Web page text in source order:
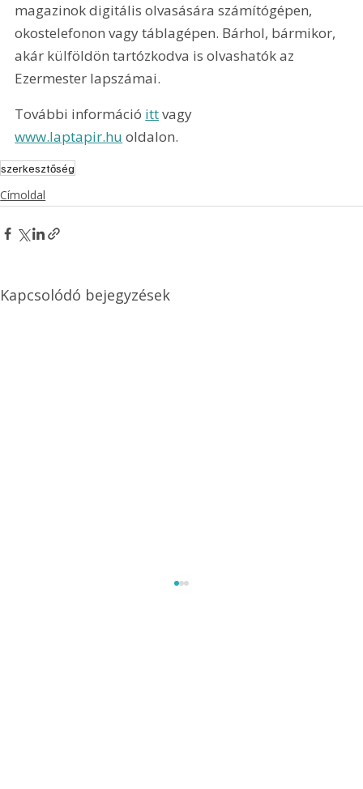
magazinok digitális olvasására számítógépen,
okostelefonon vagy táblagépen. Bárhol, bármikor,
akár külföldön tartózkodva is olvashatók az
Ezermester lapszámai.
További információ itt vagy
www.laptapir.hu oldalon.
szerkesztőség
Címoldal
Kapcsolódó bejegyzések